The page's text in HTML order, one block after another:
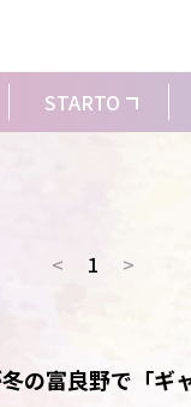
STARTO
<
1 >
の富良野で「